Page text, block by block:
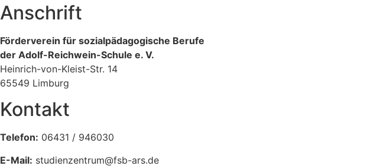
Anschrift
Förderverein für sozialpädagogische Berufe
der Adolf-Reichwein-Schule e. V.
Heinrich-von-Kleist-Str. 14
65549 Limburg
Kontakt
Telefon: 06431 / 946030
E-Mail: studienzentrum@fsb-ars.de